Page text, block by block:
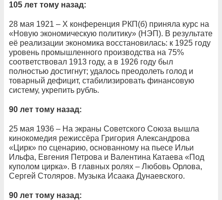
105 лет тому назад:
28 мая 1921 – X конференция РКП(б) приняла курс на
«Новую экономическую политику» (НЭП). В результате
её реализации экономика восстановилась: к 1925 году
уровень промышленного производства на 75%
соответствовал 1913 году, а в 1926 году был
полностью достигнут; удалось преодолеть голод и
товарный дефицит, стабилизировать финансовую
систему, укрепить рубль.
90 лет тому назад:
25 мая 1936 – На экраны Советского Союза вышла
кинокомедия режиссёра Григория Александрова
«Цирк» по сценарию, основанному на пьесе Ильи
Ильфа, Евгения Петрова и Валентина Катаева «Под
куполом цирка». В главных ролях – Любовь Орлова,
Сергей Столяров. Музыка Исаака Дунаевского.
90 лет тому назад: